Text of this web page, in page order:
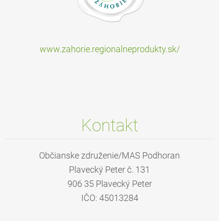
www.zahorie.regionalneprodukty.sk/
Kontakt
Občianske združenie/MAS Podhoran
Plavecký Peter č. 131
906 35 Plavecký Peter
IČO: 45013284